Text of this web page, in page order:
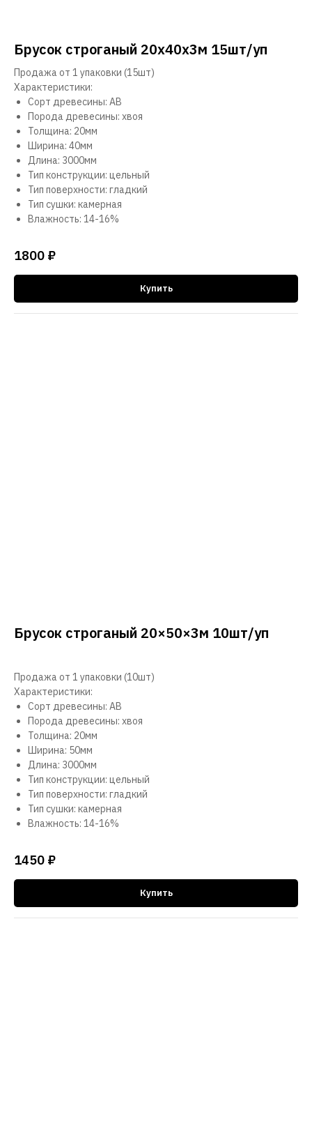
Брусок строганый 20х40х3м 15шт/уп
Продажа от 1 упаковки (15шт)
Характеристики:
Сорт древесины: АВ
Порода древесины: хвоя
Толщина: 20мм
Ширина: 40мм
Длина: 3000мм
Тип конструкции: цельный
Тип поверхности: гладкий
Тип сушки: камерная
Влажность: 14-16%
1800 ₽
Купить
Брусок строганый 20×50×3м 10шт/уп
Продажа от 1 упаковки (10шт)
Характеристики:
Сорт древесины: АВ
Порода древесины: хвоя
Толщина: 20мм
Ширина: 50мм
Длина: 3000мм
Тип конструкции: цельный
Тип поверхности: гладкий
Тип сушки: камерная
Влажность: 14-16%
1450 ₽
Купить